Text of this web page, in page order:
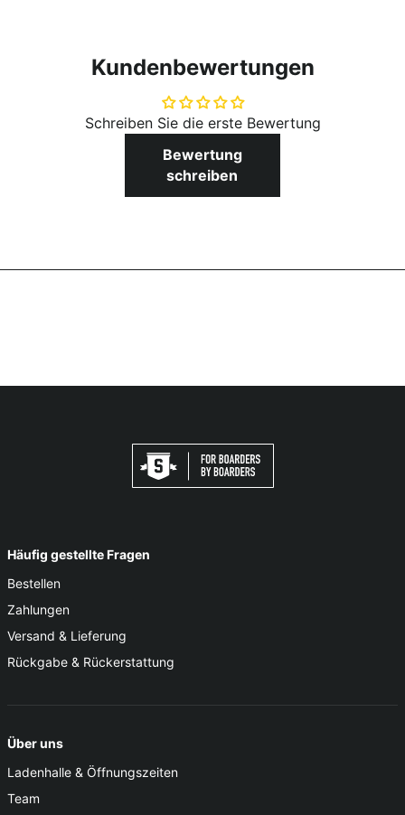
Kundenbewertungen
Schreiben Sie die erste Bewertung
Bewertung
schreiben
Häufig gestellte Fragen
Bestellen
Zahlungen
Versand & Lieferung
Rückgabe & Rückerstattung
Über uns
Ladenhalle & Öffnungszeiten
Team